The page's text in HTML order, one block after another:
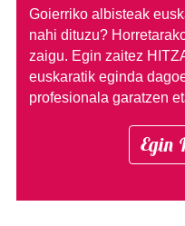
Goierriko albisteak
nahi dituzu?
zaigu. Egin zaitez
euskaratik eginda
profesionala garatzen
Egin